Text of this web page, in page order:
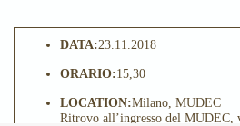
DATA:23.11.2018
ORARIO:15,30
LOCATION:Milano, MUDEC
Ritrovo all’ingresso del MUDEC,